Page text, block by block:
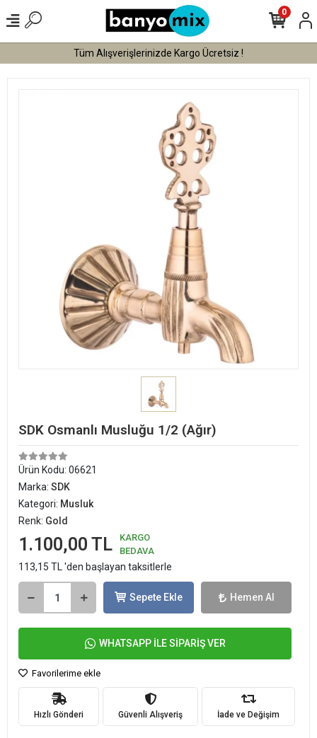
Tüm Alışverişlerinizde Kargo Ücretsiz !
0
SDK Osmanlı Musluğu 1/2 (Ağır)
Ürün Kodu: 06621
Marka: SDK
Kategori: Musluk
Renk: Gold
1.100,00 TL
KARGO
BEDAVA
113,15 TL 'den başlayan taksitlerle
Sepete Ekle Hemen Al
WHATSAPP İLE SİPARİŞ VER
Favorilerime ekle
Hızlı Gönderi Güvenli Alışveriş İade ve Değişim